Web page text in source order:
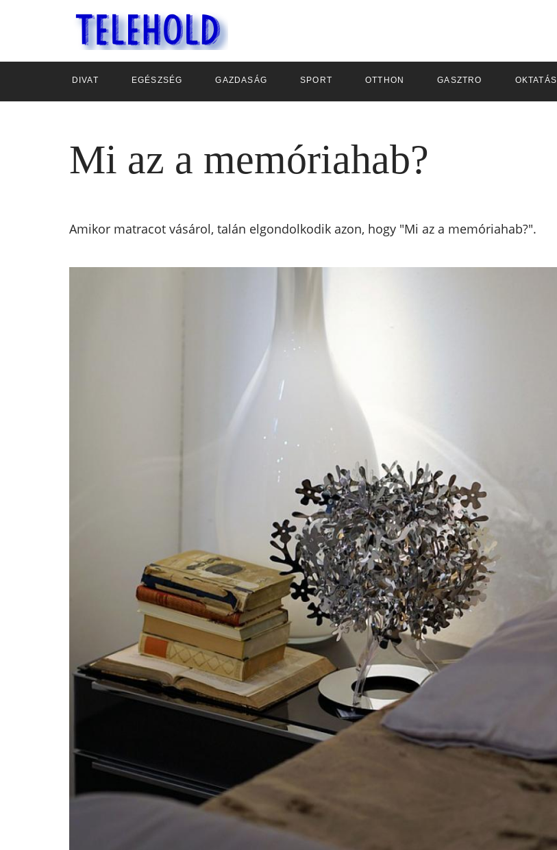
DIVAT EGÉSZSÉG GAZDASÁG SPORT OTTHON GASZTRO OKTATÁS
Mi az a memóriahab?
Amikor matracot vásárol, talán elgondolkodik azon, hogy "Mi az a memóriahab?".